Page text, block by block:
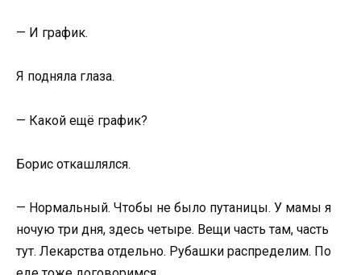
— И график.
Я подняла глаза.
— Какой ещё график?
Борис откашлялся.
— Нормальный. Чтобы не было путаницы. У мамы я
ночую три дня, здесь четыре. Вещи часть там, часть
тут. Лекарства отдельно. Рубашки распределим. По